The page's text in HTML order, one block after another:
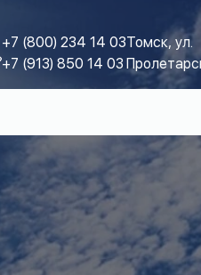
+7 (800) 234 14 03
+7 (913) 850 14 03
Томск, ул.